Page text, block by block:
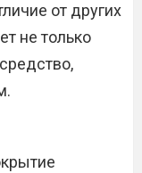
от других
не только